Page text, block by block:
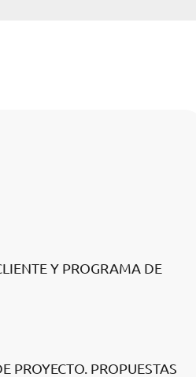
Y PROGRAMA DE
PROYECTO. PROPUESTAS